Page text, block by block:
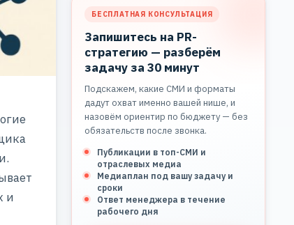
и
БЕСПЛАТНАЯ КОНСУЛЬТАЦИЯ
Запишитесь на PR-
стратегию — разберём
задачу за 30 минут
Подскажем, какие СМИ и форматы
дадут охват именно вашей нише, и
назовём ориентир по бюджету — без
обязательств после звонка.
Публикации в топ-СМИ и
отраслевых медиа
Медиаплан под вашу задачу и
сроки
Ответ менеджера в течение
рабочего дня